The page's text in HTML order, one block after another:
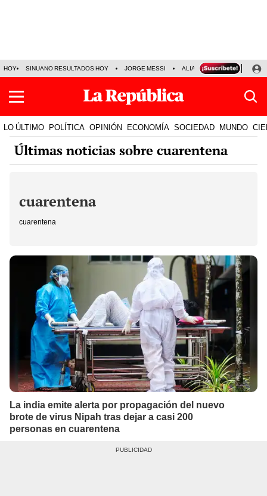
HOY SINUANO RESULTADOS HOY JORGE MESSI ALIANZA LIMA VS SPORT
LO ÚLTIMO POLÍTICA OPINIÓN ECONOMÍA SOCIEDAD MUNDO
Últimas noticias sobre cuarentena
cuarentena
cuarentena
La india emite alerta por propagación del nuevo
brote de virus Nipah tras dejar a casi 200
personas en cuarentena